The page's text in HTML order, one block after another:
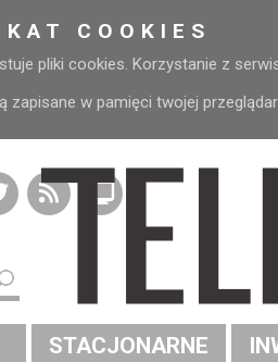
COOKIES
pliki cookies. Korzystanie z
zapisane w pamięci twojej
STACJONARNE